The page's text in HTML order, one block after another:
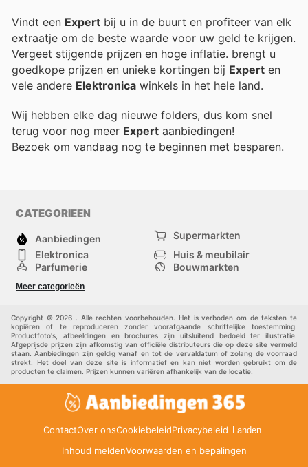
Vindt een Expert bij u in de buurt en profiteer van elk
extraatje om de beste waarde voor uw geld te krijgen.
Vergeet stijgende prijzen en hoge inflatie. brengt u
goedkope prijzen en unieke kortingen bij Expert en
vele andere Elektronica winkels in het hele land.
Wij hebben elke dag nieuwe folders, dus kom snel
terug voor nog meer Expert aanbiedingen!
Bezoek om vandaag nog te beginnen met besparen.
CATEGORIEEN
Aanbiedingen
Supermarkten
Elektronica
Huis & meubilair
Parfumerie
Bouwmarkten
Kinderen
Meer categorieën
Copyright © 2026 . Alle rechten voorbehouden. Het is verboden om de teksten te
kopiëren of te reproduceren zonder voorafgaande schriftelijke toestemming.
Productfoto's, afbeeldingen en brochures zijn uitsluitend bedoeld ter illustratie.
Afgeprijsde prijzen zijn afkomstig van officiële distributeurs die op deze site vermeld
staan. Aanbiedingen zijn geldig vanaf en tot de vervaldatum of zolang de voorraad
strekt. Het doel van deze site is informatief en kan niet worden gebruikt om de
producten te claimen. Prijzen kunnen variëren afhankelijk van de locatie.
ContactOver onsCookiebeleidPrivacybeleid Landen
Inhoud meldenVoorwaarden en bepalingen